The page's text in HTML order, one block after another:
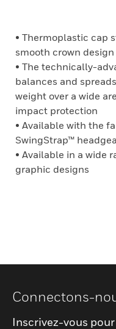
• Thermoplastic cap
smooth crown design
• The technically-
balances and spreads
weight over a wide
impact protection
• Available with the
SwingStrap™
• Available in a wide
graphic designs
Connectons-
Inscrivez-vous